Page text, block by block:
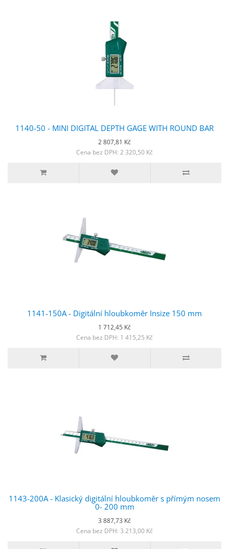
1140-50 - MINI DIGITAL DEPTH GAGE WITH ROUND BAR
2 807,81 Kč
Cena bez DPH: 2 320,50 Kč
1141-150A - Digitální hloubkoměr Insize 150 mm
1 712,45 Kč
Cena bez DPH: 1 415,25 Kč
1143-200A - Klasický digitální hloubkoměr s přímým nosem
0- 200 mm
3 887,73 Kč
Cena bez DPH: 3 213,00 Kč